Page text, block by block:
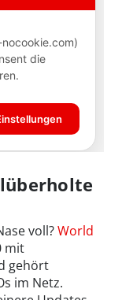
voll?World
mit
gehört
im Netz.